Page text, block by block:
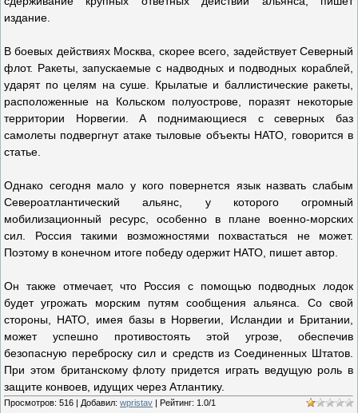
издание.
В боевых действиях Москва, скорее всего, задействует Северный
флот. Ракеты, запускаемые с надводных и подводных кораблей,
ударят по целям на суше. Крылатые и баллистические ракеты,
расположенные на Кольском полуострове, поразят некоторые
территории Норвегии. А поднимающиеся с северных баз
самолеты подвергнут атаке тыловые объекты НАТО, говорится в
статье.
Однако сегодня мало у кого повернется язык назвать слабым
Североатлантический альянс, у которого огромный
мобилизационный ресурс, особенно в плане военно-морских
сил. Россия такими возможностями похвастаться не может.
Поэтому в конечном итоге победу одержит НАТО, пишет автор.
Он также отмечает, что Россия с помощью подводных лодок
будет угрожать морским путям сообщения альянса. Со свой
стороны, НАТО, имея базы в Норвегии, Исландии и Британии,
может успешно противостоять этой угрозе, обеспечив
безопасную переброску сил и средств из Соединенных Штатов.
При этом британскому флоту придется играть ведущую роль в
защите конвоев, идущих через Атлантику.
Просмотров: 516 | Добавил: wpristav | Рейтинг: 1.0/1